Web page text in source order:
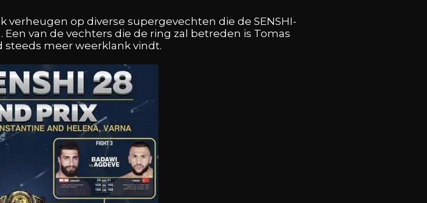
verheugen op diverse supergevechten die de SENSHI-
van de vechters die de ring zal betreden is Tomas
meer weerklank vindt.